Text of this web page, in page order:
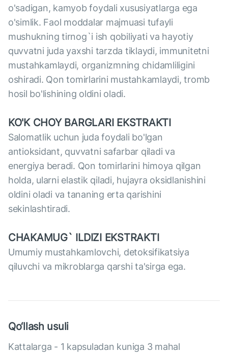
o'sadigan, kamyob foydali xususiyatlarga ega
o'simlik. Faol moddalar majmuasi tufayli
mushukning tirnog`i ish qobiliyati va hayotiy
quvvatni juda yaxshi tarzda tiklaydi, immunitetni
mustahkamlaydi, organizmning chidamliligini
oshiradi. Qon tomirlarini mustahkamlaydi, tromb
hosil bo'lishining oldini oladi.
KO'K CHOY BARGLARI EKSTRAKTI
Salomatlik uchun juda foydali bo'lgan
antioksidant, quvvatni safarbar qiladi va
energiya beradi. Qon tomirlarini himoya qilgan
holda, ularni elastik qiladi, hujayra oksidlanishini
oldini oladi va tananing erta qarishini
sekinlashtiradi.
CHAKAMUG` ILDIZI EKSTRAKTI
Umumiy mustahkamlovchi, detoksifikatsiya
qiluvchi va mikroblarga qarshi ta'sirga ega.
Qo‘llash usuli
Kattalarga - 1 kapsuladan kuniga 3 mahal